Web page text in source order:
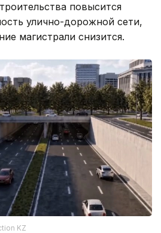
повысится
улично-дорожной сети,
магистрали снизится.
KZ